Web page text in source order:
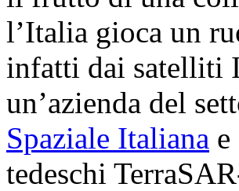
l’Italia gioca un
infatti dai
un’azienda del
Spaziale Italiana
tedeschi